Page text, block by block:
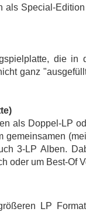
als Special-
die
ganz
als Doppel-LP
3-LP Alben.
oder um Best-Of
LP